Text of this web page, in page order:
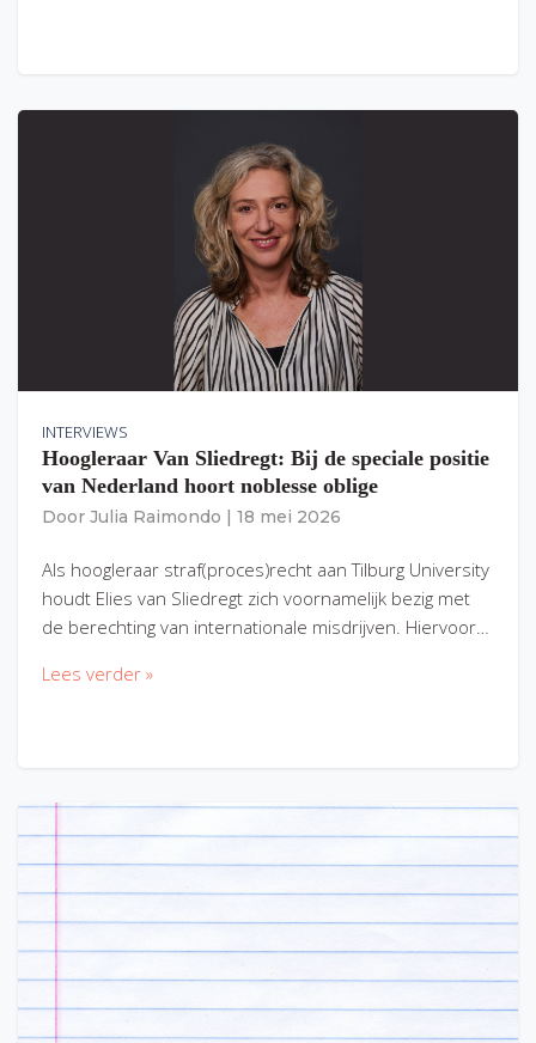
INTERVIEWS
Hoogleraar Van Sliedregt: Bij de speciale positie
van Nederland hoort noblesse oblige
Door Julia Raimondo 18 mei 2026
Als hoogleraar straf(proces)recht aan Tilburg University
houdt Elies van Sliedregt zich voornamelijk bezig met
de berechting van internationale misdrijven. Hiervoor…
Lees verder »